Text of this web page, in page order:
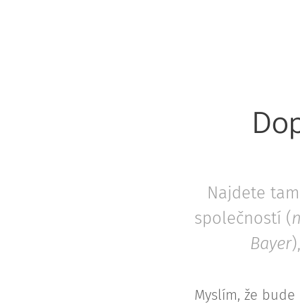
Najdete
společností (
Bayer
Myslím, že